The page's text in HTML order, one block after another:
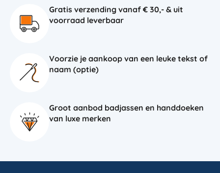
Gratis verzending vanaf € 30,- & uit
voorraad leverbaar
Voorzie je aankoop van een leuke tekst of
naam (optie)
Groot aanbod badjassen en handdoeken
van luxe merken